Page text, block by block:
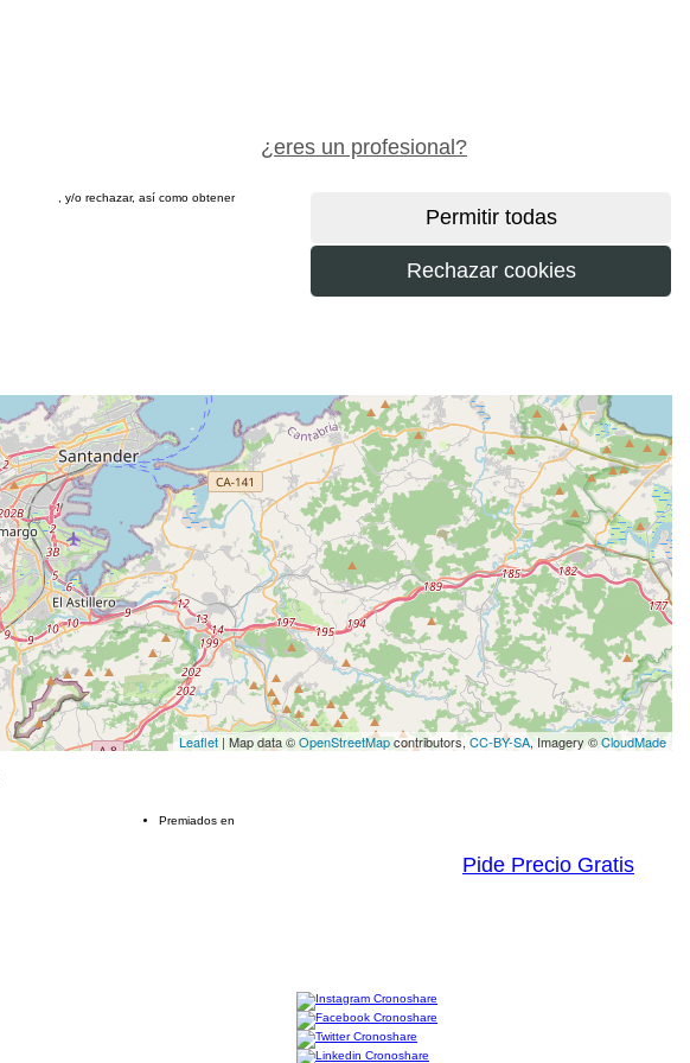
¿eres un profesional?
, y/o rechazar, así como obtener
Leaflet | Map data ©OpenStreetMapcontributors, CC-BY-SA, Imagery ©CloudMade
Pide Precio Gratis
Premiados en